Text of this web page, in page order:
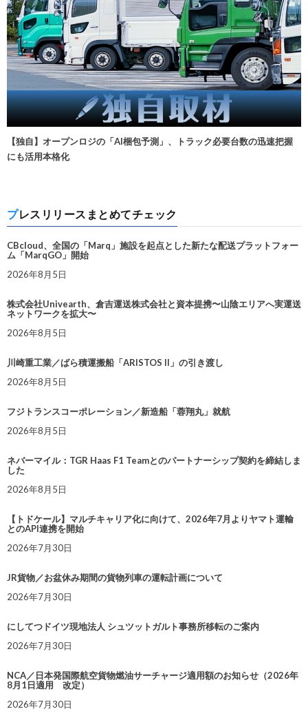
【独自】オープンロジの「AI梱包予測」、トラック必要台数の迅速把握
にも活用本格化
プレスリリースまとめてチェック
CBcloud、全国の「Marq」施設を起点とした新たな配送プラットフォー
ム「MarqGO」開始
2026年8月5日
株式会社Univearth、倉吉運送株式会社と資本提携〜山陰エリアへ実運送
ネットワークを拡大〜
2026年8月5日
川崎重工業／ばら積運搬船「ARISTOS II」の引き渡し
2026年8月5日
フジトランスコーポレーション／新造船「蓉翔丸」就航
2026年8月5日
ネバーマイル：TGR Haas F1 Teamとのパートナーシップ契約を締結しま
した
2026年8月5日
【トドケール】マルチキャリア化に向けて、2026年7月よりヤマト運輸
とのAPI連携を開始
2026年7月30日
JR貨物／お盆休み期間の貨物列車の運転計画について
2026年7月30日
にしてつドイツ現地法人 シュツットガルト事務所移転のご案内
2026年7月30日
NCA／日本発国際航空貨物燃油サーチャージ適用額のお知らせ（2026年
8月1日適用 改定）
2026年7月30日